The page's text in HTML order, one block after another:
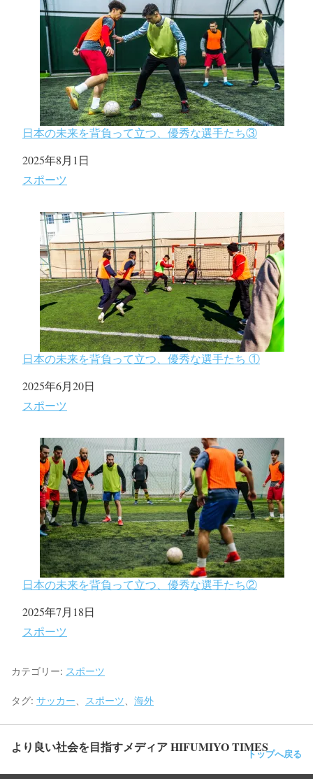
日本の未来を背負って立つ、優秀な選手たち③
日付
2025年8月1日
関連理由
スポーツ
日本の未来を背負って立つ、優秀な選手たち ①
日付
2025年6月20日
関連理由
スポーツ
日本の未来を背負って立つ、優秀な選手たち②
日付
2025年7月18日
関連理由
スポーツ
カテゴリー: スポーツ
タグ: サッカー スポーツ 海外
より良い社会を目指すメディア HIFUMIYO TIMESトップへ戻る